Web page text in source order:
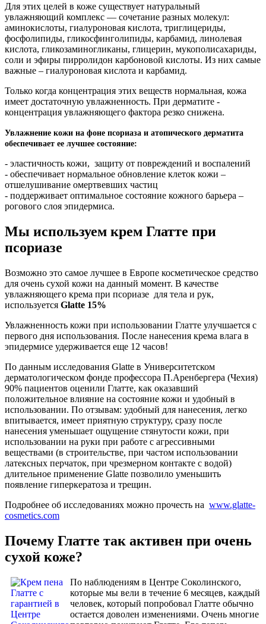
Для этих целей в коже существует натуральный
увлажняющий комплекс — сочетание разных молекул:
аминокислоты, гиалуроновая кислота, триглицериды,
фосфолипиды, гликосфинголипиды, карбамид, линолевая
кислота, гликозаминогликаны, глицерин, мукополисахариды,
соли и эфиры пирролидон карбоновой кислоты. Из них самые
важные – гиалуроновая кислота и карбамид.
Только когда концентрация этих веществ нормальная, кожа
имеет достаточную увлажненность. При дерматите -
концентрация увлажняющего фактора резко снижена.
Увлажнение кожи на фоне псориаза и атопического дерматита
обеспечивает ее лучшее состояние:
- эластичность кожи, защиту от повреждений и воспалений
- обеспечивает нормальное обновление клеток кожи –
отшелушивание омертвевших частиц
- поддерживает оптимальное состояние кожного барьера –
рогового слоя эпидермиса.
Мы используем крем Глатте при
псориазе
Возможно это самое лучшее в Европе косметическое средство
для очень сухой кожи на данный момент. В качестве
увлажняющего крема при псориазе для тела и рук,
используется Glatte 15%
Увлажненность кожи при использовании Глатте улучшается с
первого дня использования. После нанесения крема влага в
эпидермисе удерживается еще 12 часов!
По данным исследования Glatte в Университетском
дерматологическом фонде профессора П.Аренбергера (Чехия)
90% пациентов оценили Глатте, как оказавший
положительное влияние на состояние кожи и удобный в
использовании. По отзывам: удобный для нанесения, легко
впитывается, имеет приятную структуру, сразу после
нанесения уменьшает ощущение стянутости кожи, при
использовании на руки при работе с агрессивными
веществами (в строительстве, при частом использовании
латексных перчаток, при чрезмерном контакте с водой)
длительное применение Glatte позволило уменьшить
появление гиперкератоза и трещин.
Подробнее об исследованиях можно прочесть на www.glatte-
cosmetics.com
Почему Глатте так активен при очень
сухой коже?
По наблюдениям в Центре Соколинского,
которые мы вели в течение 6 месяцев, каждый
человек, который попробовал Глатте обычно
остается доволен изменениями. Очень многие